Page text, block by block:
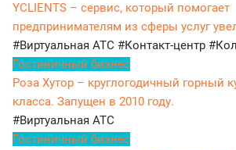
YCLIENTS – сервис, который помогает
предпринимателям из сферы услуг
#Виртуальная АТС #Контакт-центр
Гостиничный бизнес
Роза Хутор – круглогодичный горный
класса. Запущен в 2010 году.
#Виртуальная АТС
Гостиничный бизнес